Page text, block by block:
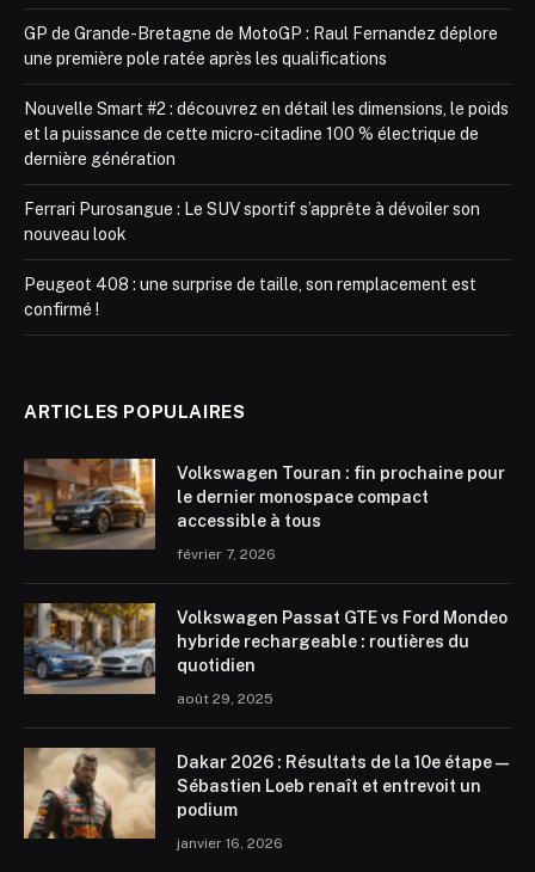
GP de Grande-Bretagne de MotoGP : Raul Fernandez déplore
une première pole ratée après les qualifications
Nouvelle Smart #2 : découvrez en détail les dimensions, le poids
et la puissance de cette micro-citadine 100 % électrique de
dernière génération
Ferrari Purosangue : Le SUV sportif s’apprête à dévoiler son
nouveau look
Peugeot 408 : une surprise de taille, son remplacement est
confirmé !
ARTICLES POPULAIRES
Volkswagen Touran : fin prochaine pour
le dernier monospace compact
accessible à tous
février 7, 2026
Volkswagen Passat GTE vs Ford Mondeo
hybride rechargeable : routières du
quotidien
août 29, 2025
Dakar 2026 : Résultats de la 10e étape —
Sébastien Loeb renaît et entrevoit un
podium
janvier 16, 2026